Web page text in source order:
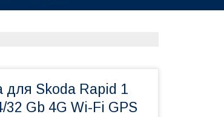
для Skoda Rapid 1
32 Gb 4G Wi-Fi GPS